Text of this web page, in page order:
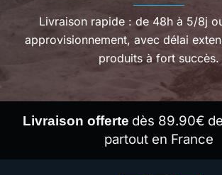
Livraison rapide : de 48h à 5/8j
approvisionnement, avec délai
produits à fort succès.
Livraison offerte dès 89.90€
partout en France